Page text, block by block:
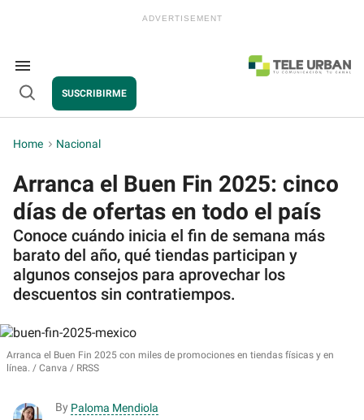
Search
&
Section
Navigation
Open
SUSCRIBIRME
Home > Nacional
Arranca el Buen Fin 2025: cinco
días de ofertas en todo el país
Conoce cuándo inicia el fin de semana más
barato del año, qué tiendas participan y
algunos consejos para aprovechar los
descuentos sin contratiempos.
Arranca el Buen Fin 2025 con miles de promociones en tiendas físicas y en
línea.
Canva / RRSS
By Paloma Mendiola